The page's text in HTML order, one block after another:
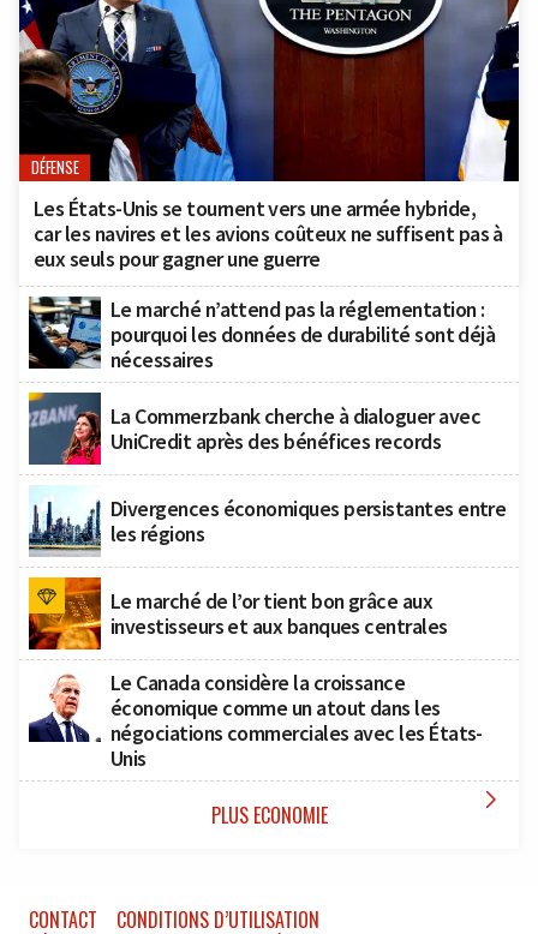
DÉFENSE
Les États-Unis se tournent vers une armée hybride,
car les navires et les avions coûteux ne suffisent pas à
eux seuls pour gagner une guerre
Le marché n’attend pas la réglementation :
pourquoi les données de durabilité sont déjà
nécessaires
La Commerzbank cherche à dialoguer avec
UniCredit après des bénéfices records
Divergences économiques persistantes entre
les régions
Le marché de l’or tient bon grâce aux
investisseurs et aux banques centrales
Le Canada considère la croissance
économique comme un atout dans les
négociations commerciales avec les États-
Unis
PLUS ECONOMIE 
CONTACT
CONDITIONS D’UTILISATION